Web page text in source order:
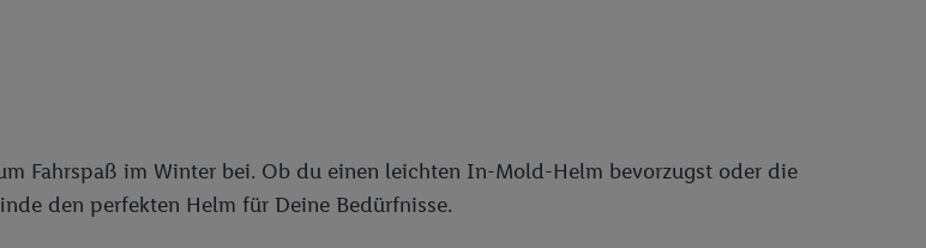
Fahrspaß im Winter bei. Ob du einen leichten In-Mold-Helm bevorzugst oder die
den perfekten Helm für Deine Bedürfnisse.